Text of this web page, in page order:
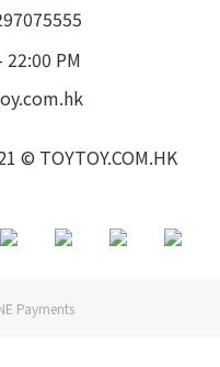
22:00 PM
© TOYTOY.COM.HK
Payments